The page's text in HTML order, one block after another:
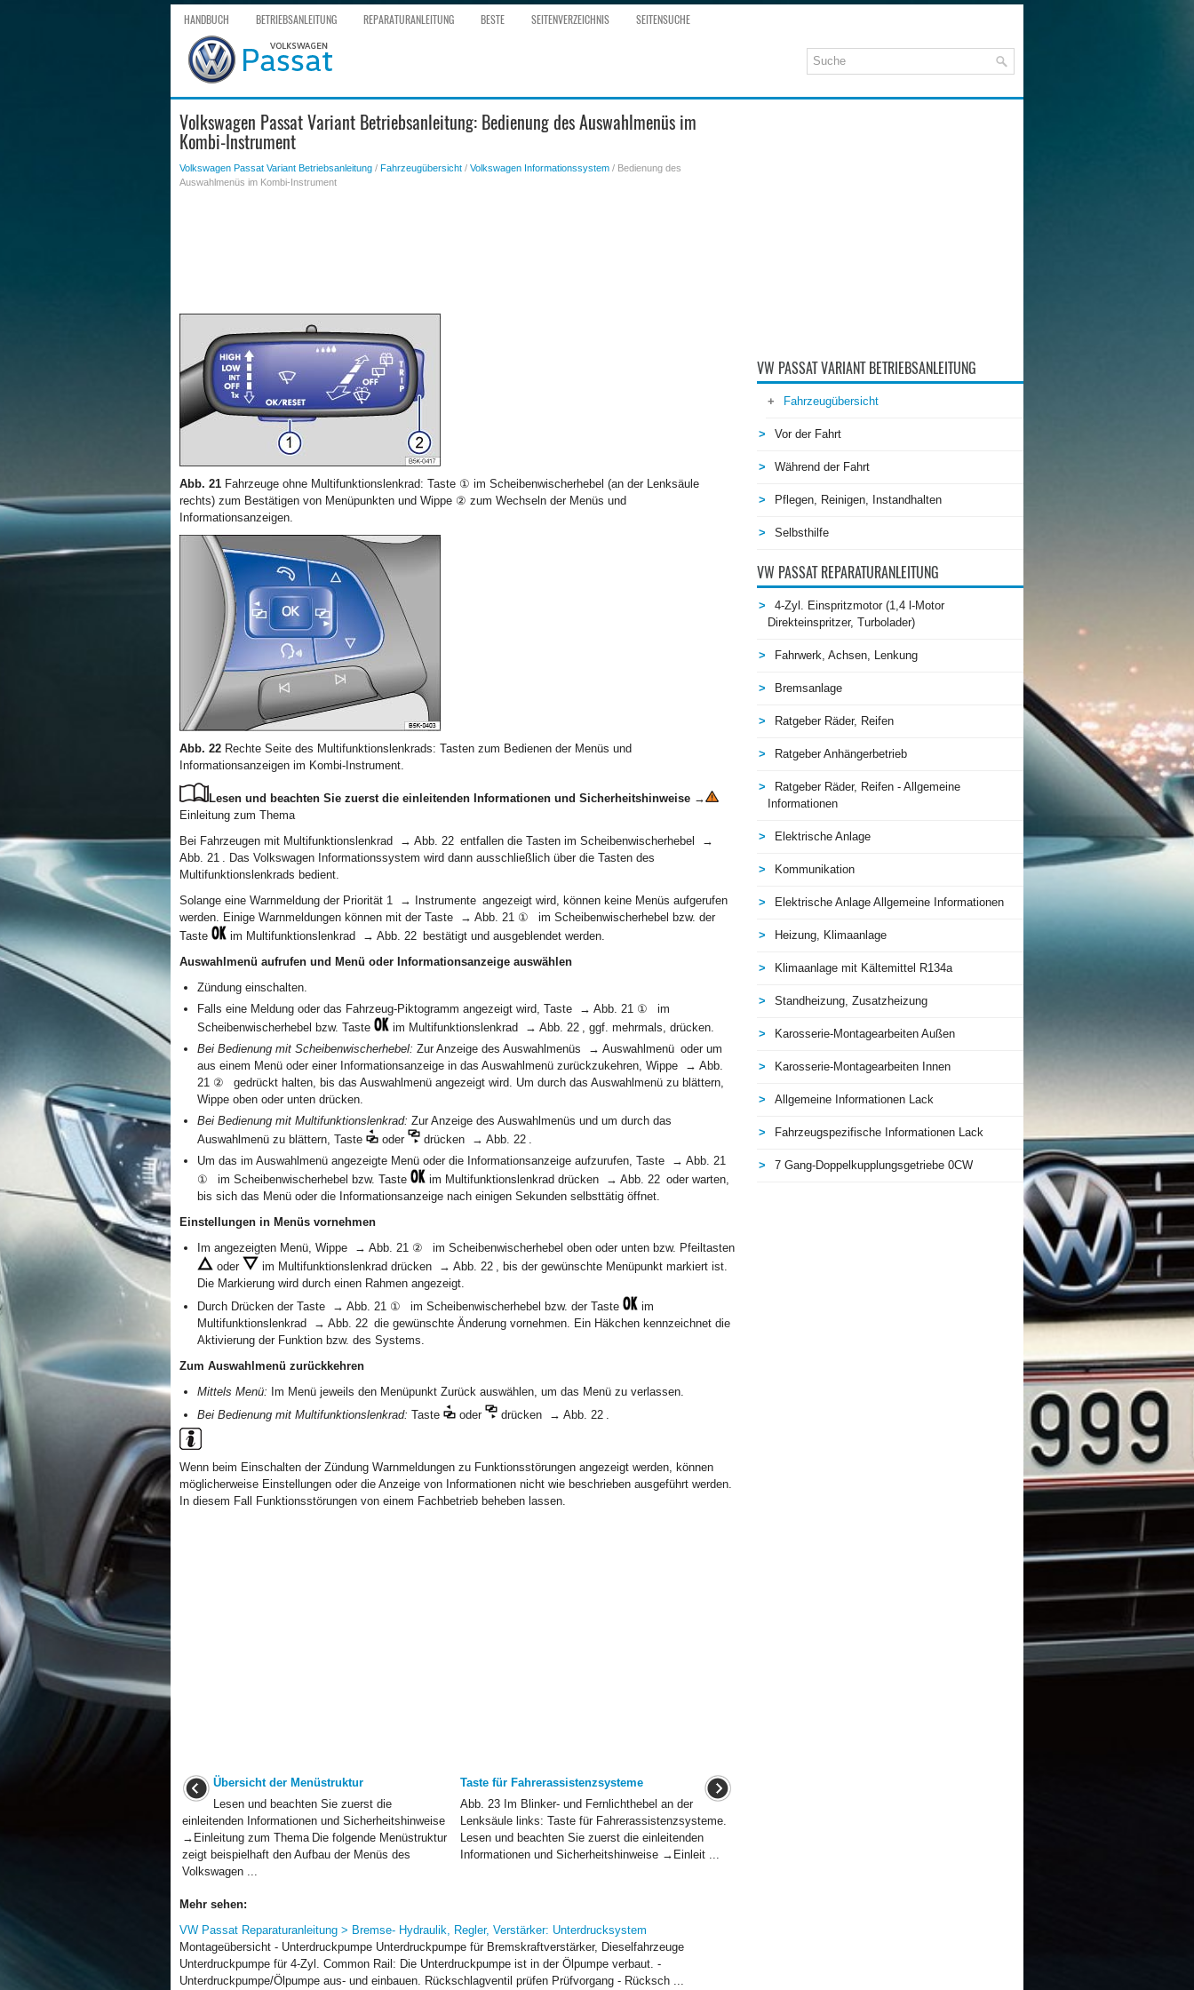
HANDBUCH BETRIEBSANLEITUNG REPARATURANLEITUNG BESTE SEITENVERZEICHNIS SEITENSUCHE
Volkswagen Passat Variant Betriebsanleitung: Bedienung des Auswahlmenüs im
Kombi-Instrument
Volkswagen Passat Variant Betriebsanleitung / Fahrzeugübersicht / Volkswagen Informationssystem / Bedienung des
Auswahlmenüs im Kombi-Instrument
Abb. 21 Fahrzeuge ohne Multifunktionslenkrad: Taste ① im Scheibenwischerhebel (an der Lenksäule
rechts) zum Bestätigen von Menüpunkten und Wippe ② zum Wechseln der Menüs und
Informationsanzeigen.
Abb. 22 Rechte Seite des Multifunktionslenkrads: Tasten zum Bedienen der Menüs und
Informationsanzeigen im Kombi-Instrument.
Lesen und beachten Sie zuerst die einleitenden Informationen und Sicherheitshinweise →
Einleitung zum Thema
Bei Fahrzeugen mit Multifunktionslenkrad → Abb. 22 entfallen die Tasten im Scheibenwischerhebel →
Abb. 21 . Das Volkswagen Informationssystem wird dann ausschließlich über die Tasten des
Multifunktionslenkrads bedient.
Solange eine Warnmeldung der Priorität 1 → Instrumente angezeigt wird, können keine Menüs aufgerufen
werden. Einige Warnmeldungen können mit der Taste → Abb. 21 ① im Scheibenwischerhebel bzw. der
Taste
im Multifunktionslenkrad → Abb. 22 bestätigt und ausgeblendet werden.
Auswahlmenü aufrufen und Menü oder Informationsanzeige auswählen
Zündung einschalten.
Falls eine Meldung oder das Fahrzeug-Piktogramm angezeigt wird, Taste → Abb. 21 ① im
Scheibenwischerhebel bzw. Taste
im Multifunktionslenkrad → Abb. 22 , ggf. mehrmals, drücken.
Bei Bedienung mit Scheibenwischerhebel: Zur Anzeige des Auswahlmenüs → Auswahlmenü oder um
aus einem Menü oder einer Informationsanzeige in das Auswahlmenü zurückzukehren, Wippe → Abb.
21 ② gedrückt halten, bis das Auswahlmenü angezeigt wird. Um durch das Auswahlmenü zu blättern,
Wippe oben oder unten drücken.
Bei Bedienung mit Multifunktionslenkrad: Zur Anzeige des Auswahlmenüs und um durch das
Auswahlmenü zu blättern, Taste
oder
drücken → Abb. 22 .
Um das im Auswahlmenü angezeigte Menü oder die Informationsanzeige aufzurufen, Taste → Abb. 21
① im Scheibenwischerhebel bzw. Taste
im Multifunktionslenkrad drücken → Abb. 22 oder warten,
bis sich das Menü oder die Informationsanzeige nach einigen Sekunden selbsttätig öffnet.
Einstellungen in Menüs vornehmen
Im angezeigten Menü, Wippe → Abb. 21 ② im Scheibenwischerhebel oben oder unten bzw. Pfeiltasten
oder
im Multifunktionslenkrad drücken → Abb. 22 , bis der gewünschte Menüpunkt markiert ist.
Die Markierung wird durch einen Rahmen angezeigt.
Durch Drücken der Taste → Abb. 21 ① im Scheibenwischerhebel bzw. der Taste
im
Multifunktionslenkrad → Abb. 22 die gewünschte Änderung vornehmen. Ein Häkchen kennzeichnet die
Aktivierung der Funktion bzw. des Systems.
Zum Auswahlmenü zurückkehren
Mittels Menü: Im Menü jeweils den Menüpunkt Zurück auswählen, um das Menü zu verlassen.
Bei Bedienung mit Multifunktionslenkrad: Taste oder drücken → Abb. 22 .
Wenn beim Einschalten der Zündung Warnmeldungen zu Funktionsstörungen angezeigt werden, können
möglicherweise Einstellungen oder die Anzeige von Informationen nicht wie beschrieben ausgeführt werden.
In diesem Fall Funktionsstörungen von einem Fachbetrieb beheben lassen.
Übersicht der Menüstruktur
Lesen und beachten Sie zuerst die
einleitenden Informationen und Sicherheitshinweise
→Einleitung zum Thema Die folgende Menüstruktur
zeigt beispielhaft den Aufbau der Menüs des
Volkswagen ...
Taste für Fahrerassistenzsysteme
Abb. 23 Im Blinker- und Fernlichthebel an der
Lenksäule links: Taste für Fahrerassistenzsysteme.
Lesen und beachten Sie zuerst die einleitenden
Informationen und Sicherheitshinweise →Einleit ...
Mehr sehen:
VW Passat Reparaturanleitung > Bremse- Hydraulik, Regler, Verstärker: Unterdrucksystem
Montageübersicht - Unterdruckpumpe Unterdruckpumpe für Bremskraftverstärker, Dieselfahrzeuge
Unterdruckpumpe für 4-Zyl. Common Rail: Die Unterdruckpumpe ist in der Ölpumpe verbaut. -
Unterdruckpumpe/Ölpumpe aus- und einbauen. Rückschlagventil prüfen Prüfvorgang - Rücksch ...
VW PASSAT VARIANT BETRIEBSANLEITUNG
Fahrzeugübersicht
Vor der Fahrt
Während der Fahrt
Pflegen, Reinigen, Instandhalten
Selbsthilfe
VW PASSAT REPARATURANLEITUNG
4-Zyl. Einspritzmotor (1,4 l-Motor
Direkteinspritzer, Turbolader)
Fahrwerk, Achsen, Lenkung
Bremsanlage
Ratgeber Räder, Reifen
Ratgeber Anhängerbetrieb
Ratgeber Räder, Reifen - Allgemeine
Informationen
Elektrische Anlage
Kommunikation
Elektrische Anlage Allgemeine Informationen
Heizung, Klimaanlage
Klimaanlage mit Kältemittel R134a
Standheizung, Zusatzheizung
Karosserie-Montagearbeiten Außen
Karosserie-Montagearbeiten Innen
Allgemeine Informationen Lack
Fahrzeugspezifische Informationen Lack
7 Gang-Doppelkupplungsgetriebe 0CW